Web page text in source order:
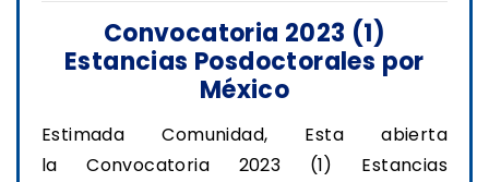
Convocatoria 2023 (1)
Estancias Posdoctorales por
México
Estimada Comunidad, Esta abierta
la Convocatoria 2023 (1) Estancias